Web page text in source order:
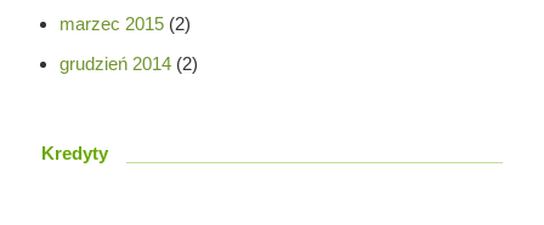
marzec 2015(2)
grudzień 2014(2)
Kredyty